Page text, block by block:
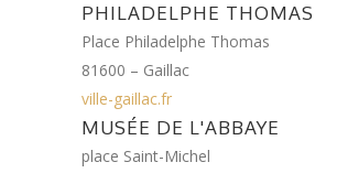
PHILADELPHE THOMAS
Place Philadelphe Thomas
81600 – Gaillac
ville-gaillac.fr
MUSÉE DE L'ABBAYE
place Saint-Michel